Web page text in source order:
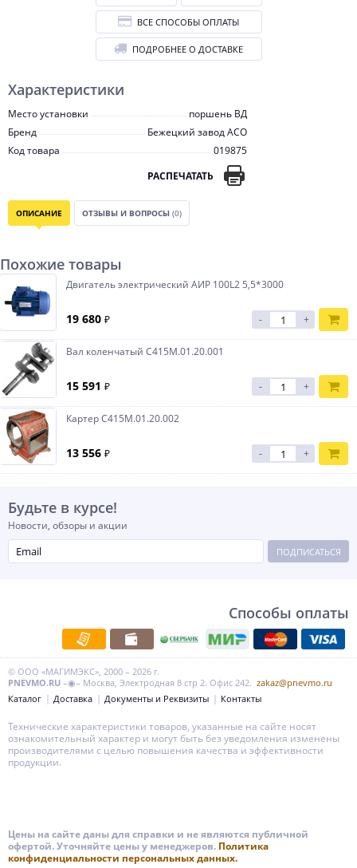
Характеристики
Место установки
поршень ВД
Бренд
Бежецкий завод АСО
Код товара
019875
РАСПЕЧАТАТЬ
ВСЕ СПОСОБЫ ОПЛАТЫ
ПОДРОБНЕЕ О ДОСТАВКЕ
ОПИСАНИЕ ОТЗЫВЫ И ВОПРОСЫ (0)
Похожие товары
Двигатель электрический АИР 100L2 5,5*3000
19 680 ₽ - +
Вал коленчатый С415М.01.20.001
15 591 ₽ - +
Картер С415М.01.20.002
13 556 ₽ - +
Будьте в курсе!
Новости, обзоры и акции
ПОДПИСАТЬСЯ
Способы оплаты
© ООО «МАГИМЭКС», 2000 – 2026 г.
PNEVMO.RU –◉– Москва, Электродная 8 стр 2. Офис 242. zakaz@pnevmo.ru
Каталог
Доставка Документы и Реквизиты Контакты
Технические характеристики товаров, указанные на сайте носят
ознакомительный характер и могут быть без уведомления изменены
производителями с целью повышения качества и эффективности
продукции.
Цены на сайте даны для справки и не являются публичной
офертой. Уточняйте цены у менеджеров. Политика
конфиденциальности персональных данных.